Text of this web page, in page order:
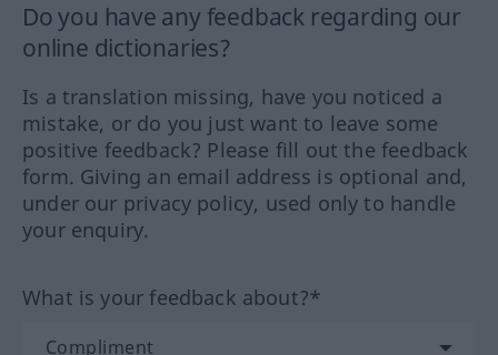
Do you have any feedback regarding our
online dictionaries?
Is a translation missing, have you noticed a
mistake, or do you just want to leave some
positive feedback? Please fill out the feedback
form. Giving an email address is optional and,
under our privacy policy, used only to handle
your enquiry.
What is your feedback about?*